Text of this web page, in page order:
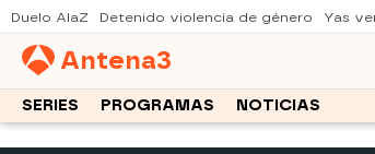
Duelo AlaZ Detenido violencia de género Yas
Antena3
SERIES PROGRAMAS NOTICIAS